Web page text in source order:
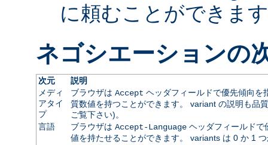
に頼むことができま
ネゴシエーションの
次元
説明
メディ
アタイ
プ
ブラウザは Accept ヘッダフィールドで優先傾向を
質数値を持つことができます。 variant の説明も品
ご覧下さい)。
言語
ブラウザは Accept-Languageヘッダフィールドで
値を持たせることができます。 variants は 0 か 1